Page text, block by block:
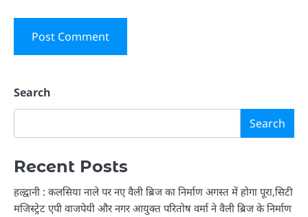
Search
Search
Recent Posts
हल्द्वानी : कलसिया नाले पर नए वैली ब्रिज का निर्माण अगस्त में होगा पूरा,सिटी
मजिस्ट्रेट एपी वाजपेयी और नगर आयुक्त परितोष वर्मा ने वैली ब्रिज के निर्माण